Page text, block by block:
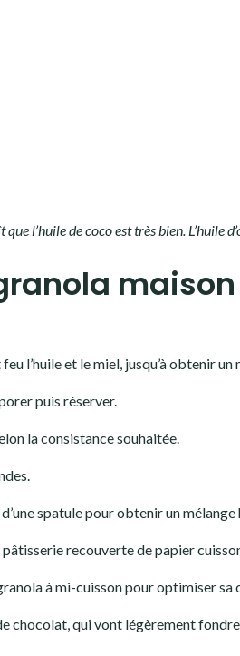
l’huile de coco est très bien. L’huile
maison
l’huile et le miel, jusqu’à obtenir un
puis réserver.
la consistance souhaitée.
spatule pour obtenir un mélange
recouverte de papier
à mi-cuisson pour optimiser sa
chocolat, qui vont légèrement